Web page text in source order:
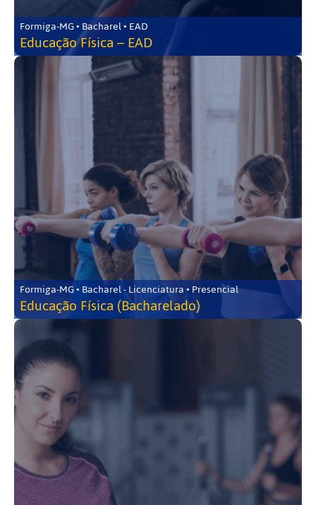
Formiga-MG • Bacharel • EAD
Educação Física – EAD
Formiga-MG • Bacharel - Licenciatura • Presencial
Educação Física (Bacharelado)